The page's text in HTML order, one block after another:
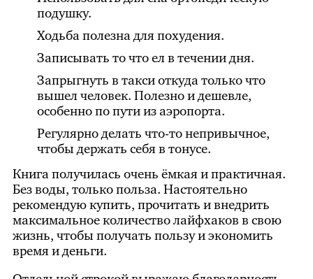
подушку.
Ходьба полезна для похудения.
Записывать то что ел в течении дня.
Запрыгнуть в такси откуда только что
вышел человек. Полезно и дешевле,
особенно по пути из аэропорта.
Регулярно делать что-то непривычное,
чтобы держать себя в тонусе.
Книга получилась очень ёмкая и практичная.
Без воды, только польза. Настоятельно
рекомендую купить, прочитать и внедрить
максимальное количество лайфхаков в свою
жизнь, чтобы получать пользу и экономить
время и деньги.